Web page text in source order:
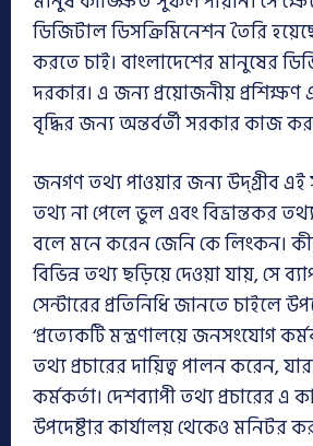
ডিজিটাল ডিসক্রিমিনেশন তৈরি
করতে চাই। বাংলাদেশের মানুষের
দরকার। এ জন্য প্রয়োজনীয়
বৃদ্ধির জন্য অন্তর্বর্তী সরকার কাজ
জনগণ তথ্য পাওয়ার জন্য উদ্‌গ্রীব
তথ্য না পেলে ভুল এবং বিভ্রান্তকর
বলে মনে করেন জেনি কে লিংকন।
বিভিন্ন তথ্য ছড়িয়ে দেওয়া যায়, সে
সেন্টারের প্রতিনিধি জানতে চাইলে
‘প্রত্যেকটি মন্ত্রণালয়ে জনসংযোগ
তথ্য প্রচারের দায়িত্ব পালন করেন,
কর্মকর্তা। দেশব্যাপী তথ্য প্রচারের এ
উপদেষ্টার কার্যালয় থেকেও মনিটর